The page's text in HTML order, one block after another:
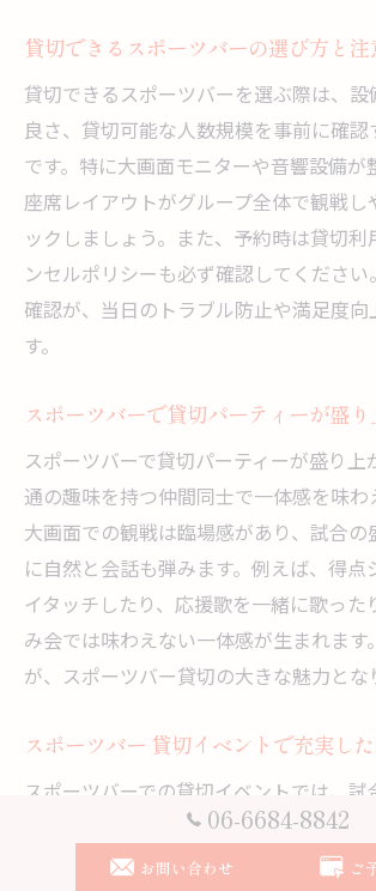
貸切できるスポーツバーの選び方と注
貸切できるスポーツバーを選ぶ際は、設
良さ、貸切可能な人数規模を事前に確
です。特に大画面モニターや音響設備が
座席レイアウトがグループ全体で観戦し
ックしましょう。また、予約時は貸切利
ンセルポリシーも必ず確認してくださ
確認が、当日のトラブル防止や満足度向
す。
スポーツバーで貸切パーティーが盛
スポーツバーで貸切パーティーが盛り上
通の趣味を持つ仲間同士で一体感を味わ
大画面での観戦は臨場感があり、試合
に自然と会話も弾みます。例えば、得点
イタッチしたり、応援歌を一緒に歌った
み会では味わえない一体感が生まれます
が、スポーツバー貸切の大きな魅力とな
スポーツバー 貸切イベントで充実し
スポーツバーでの貸切イベントでは、試
クイズ大会や応援グッズのプレゼント企
ナルの企画で盛り上げることができます
06-6684-8842
お問い合わせ ご